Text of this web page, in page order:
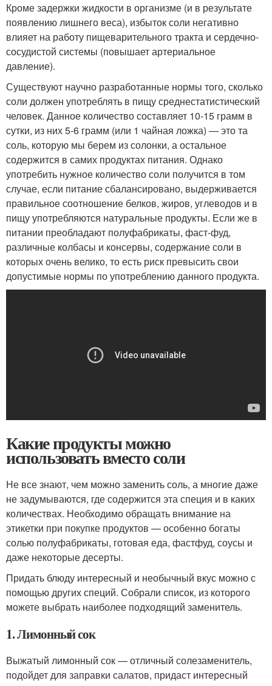
Кроме задержки жидкости в организме (и в результате
появлению лишнего веса), избыток соли негативно
влияет на работу пищеварительного тракта и сердечно-
сосудистой системы (повышает артериальное
давление).
Существуют научно разработанные нормы того, сколько
соли должен употреблять в пищу среднестатистический
человек. Данное количество составляет 10-15 грамм в
сутки, из них 5-6 грамм (или 1 чайная ложка) — это та
соль, которую мы берем из солонки, а остальное
содержится в самих продуктах питания. Однако
употребить нужное количество соли получится в том
случае, если питание сбалансировано, выдерживается
правильное соотношение белков, жиров, углеводов и в
пищу употребляются натуральные продукты. Если же в
питании преобладают полуфабрикаты, фаст-фуд,
различные колбасы и консервы, содержание соли в
которых очень велико, то есть риск превысить свои
допустимые нормы по употреблению данного продукта.
Какие продукты можно
использовать вместо соли
Не все знают, чем можно заменить соль, а многие даже
не задумываются, где содержится эта специя и в каких
количествах. Необходимо обращать внимание на
этикетки при покупке продуктов — особенно богаты
солью полуфабрикаты, готовая еда, фастфуд, соусы и
даже некоторые десерты.
Придать блюду интересный и необычный вкус можно с
помощью других специй. Собрали список, из которого
можете выбрать наиболее подходящий заменитель.
1. Лимонный сок
Выжатый лимонный сок — отличный солезаменитель,
подойдет для заправки салатов, придаст интересный